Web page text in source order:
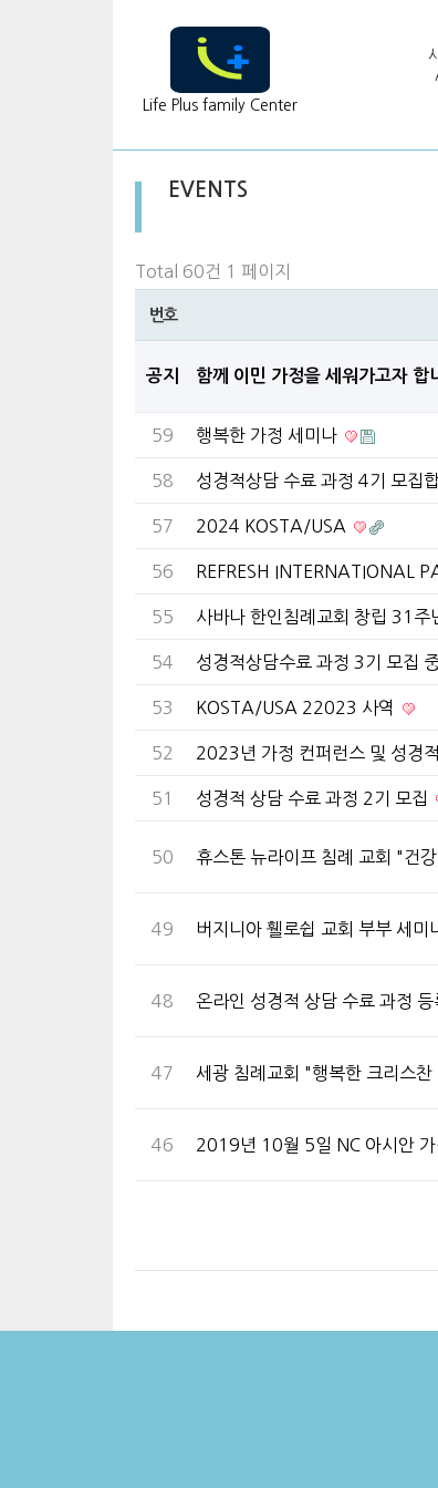
Life Plus family Center
EVENTS
Total 60건 1 페이지
번호
공지 함께 이민 가정을 세워가고자 합
59 행복한 가정 세미나
58 성경적상담 수료 과정 4기 모집
57 2024 KOSTA/USA
56 REFRESH INTERNATIONAL
55 사바나 한인침례교회 창립 31주
54 성경적상담수료 과정 3기 모집
53 KOSTA/USA 22023 사역
52 2023년 가정 컨퍼런스 및 성경
51 성경적 상담 수료 과정 2기 모집
50 휴스톤 뉴라이프 침례 교회 "건
49 버지니아 휄로쉽 교회 부부 세미
48 온라인 성경적 상담 수료 과정 등
47 세광 침례교회 "행복한 크리스찬
46 2019년 10월 5일 NC 아시안 가